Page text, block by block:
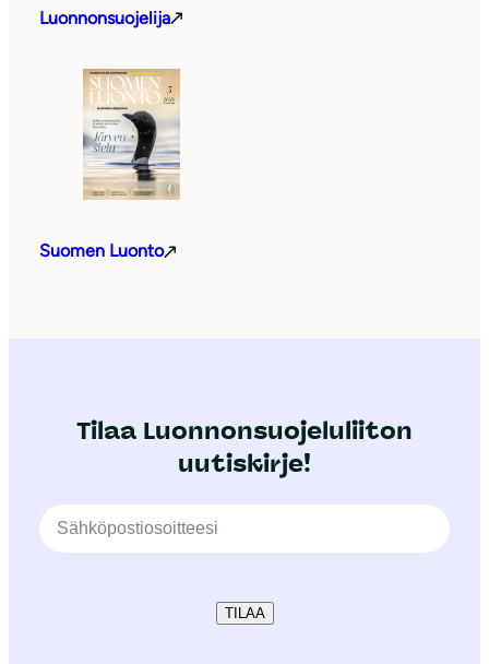
Luonnonsuojelija
Suomen Luonto
Tilaa Luonnonsuojeluliiton
uutiskirje!
TILAA